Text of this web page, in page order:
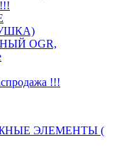
OGR,
!!!
ЭЛЕМЕНТЫ (